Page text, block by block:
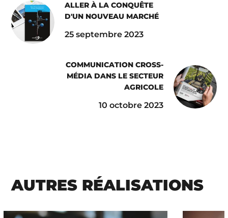
ALLER À LA CONQUÊTE
D'UN NOUVEAU MARCHÉ
25 septembre 2023
COMMUNICATION CROSS-
MÉDIA DANS LE SECTEUR
AGRICOLE
10 octobre 2023
AUTRES RÉALISATIONS